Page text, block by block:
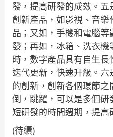
發，提高研發的成效。
創新產品，如影視、音
品；又如，手機和電腦等
發；再如，冰箱、洗衣機
時，數字產品具有自生
迭代更新，快速升級。
的創新，創新各個環節
倒，跳躍，可以是多個
短研發的時間週期，提高
(待續)